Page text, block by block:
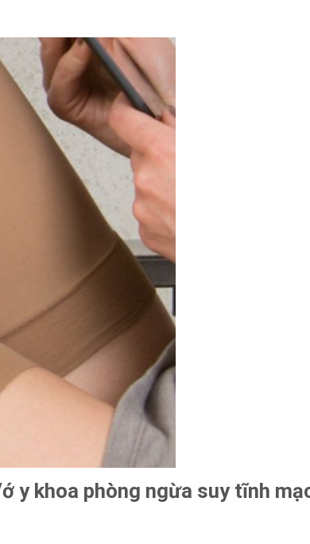
y khoa phòng ngừa suy tĩnh